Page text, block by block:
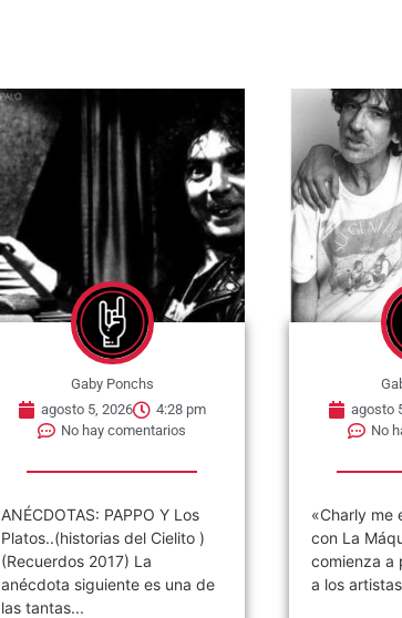
Gaby Ponchs
agosto 5, 2026
4:28 pm
No hay comentarios
ANÉCDOTAS: PAPPO Y Los
Platos..(historias del Cielito )
(Recuerdos 2017) La
anécdota siguiente es una de
las tantas...
agosto
No
«Charly me
con La
comienza a
a los